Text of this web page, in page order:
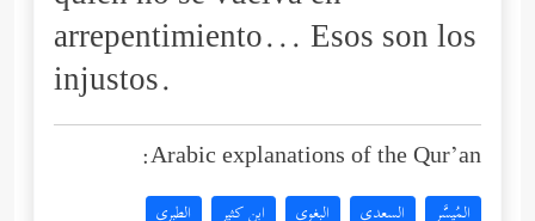
arrepentimiento... Esos son los
injustos.
Arabic explanations of the Qur’an:
المُيسَّر السعدي البغوي ابن كثير الطبري